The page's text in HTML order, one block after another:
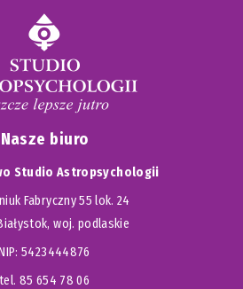
Nasze biuro
Studio Astropsychologii
Fabryczny 55 lok. 24
woj. podlaskie
5423444876
tel. 85 654 78 06